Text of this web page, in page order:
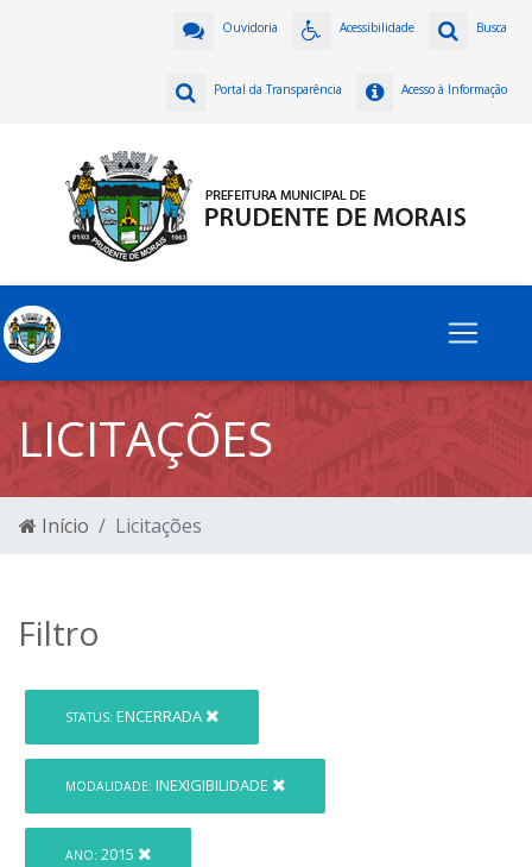
Busca
Acessibilidade
Ouvidoria
Acesso à Informação
Portal da Transparência
LICITAÇÕES
Início Licitações
Filtro
STATUS: ENCERRADA
MODALIDADE: INEXIGIBILIDADE
ANO: 2015